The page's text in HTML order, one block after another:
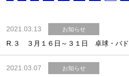
2021.03.13 お知らせ
R.３ ３月１６日～３１日 卓球・バド
2021.03.07 お知らせ